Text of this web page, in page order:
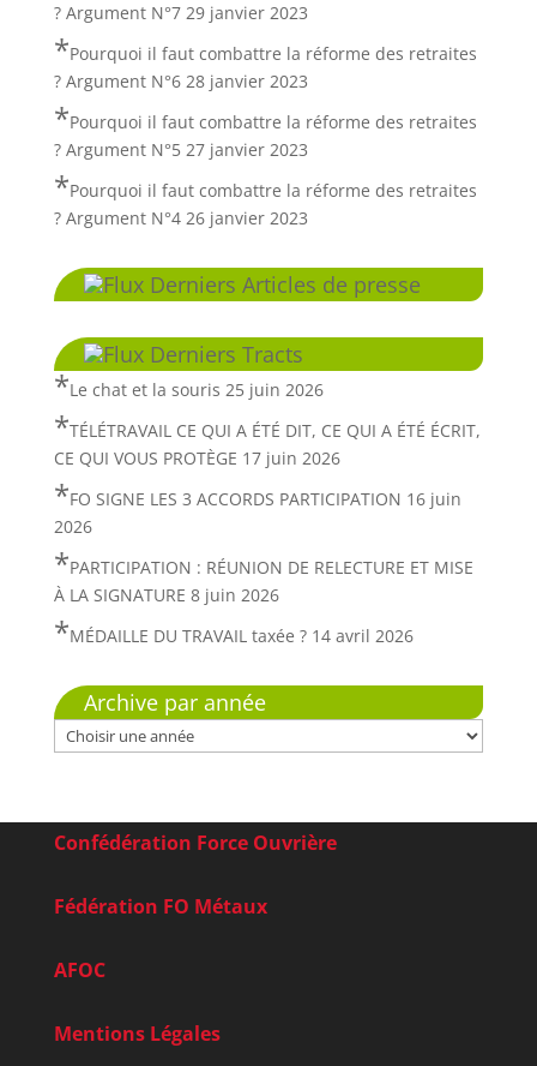
? Argument N°7 29 janvier 2023
Pourquoi il faut combattre la réforme des retraites
? Argument N°6 28 janvier 2023
Pourquoi il faut combattre la réforme des retraites
? Argument N°5 27 janvier 2023
Pourquoi il faut combattre la réforme des retraites
? Argument N°4 26 janvier 2023
Derniers Articles de presse
Derniers Tracts
Le chat et la souris 25 juin 2026
TÉLÉTRAVAIL CE QUI A ÉTÉ DIT, CE QUI A ÉTÉ ÉCRIT,
CE QUI VOUS PROTÈGE 17 juin 2026
FO SIGNE LES 3 ACCORDS PARTICIPATION 16 juin
2026
PARTICIPATION : RÉUNION DE RELECTURE ET MISE
À LA SIGNATURE 8 juin 2026
MÉDAILLE DU TRAVAIL taxée ? 14 avril 2026
Archive par année
Confédération Force Ouvrière
Fédération FO Métaux
AFOC
Mentions Légales